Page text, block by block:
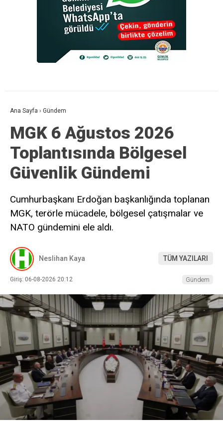
Ana Sayfa › Gündem
MGK 6 Ağustos 2026
Toplantısında Bölgesel
Güvenlik Gündemi
Cumhurbaşkanı Erdoğan başkanlığında toplanan
MGK, terörle mücadele, bölgesel çatışmalar ve
NATO gündemini ele aldı.
Neslihan Kaya TÜM YAZILARI
Giriş: 06-08-2026 20:12 Gündem